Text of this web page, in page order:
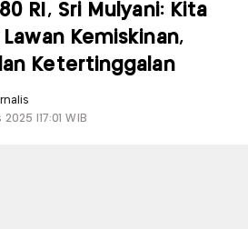
RI, Sri Mulyani: Kita
Kemiskinan,
Ketertinggalan
|17:01 WIB